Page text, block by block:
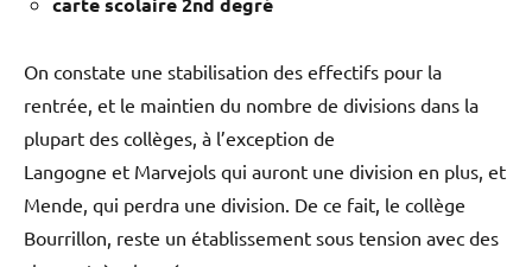
On constate une stabilisation des effectifs pour la
rentrée, et le maintien du nombre de divisions dans la
plupart des collèges, à l’exception de
Langogne et Marvejols qui auront une division en plus, et
Mende, qui perdra une division. De ce fait, le collège
Bourrillon, reste un établissement sous tension avec des